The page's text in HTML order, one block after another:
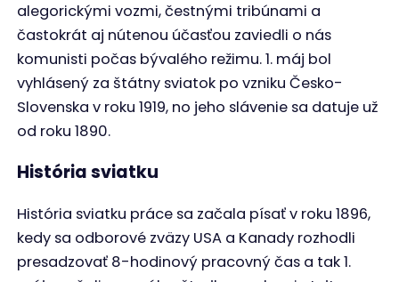
alegorickými vozmi, čestnými tribúnami a
častokrát aj nútenou účasťou zaviedli o nás
komunisti počas bývalého režimu. 1. máj bol
vyhlásený za štátny sviatok po vzniku Česko-
Slovenska v roku 1919, no jeho slávenie sa datuje už
od roku 1890.
História sviatku
História sviatku práce sa začala písať v roku 1896,
kedy sa odborové zväzy USA a Kanady rozhodli
presadzovať 8-hodinový pracovný čas a tak 1.